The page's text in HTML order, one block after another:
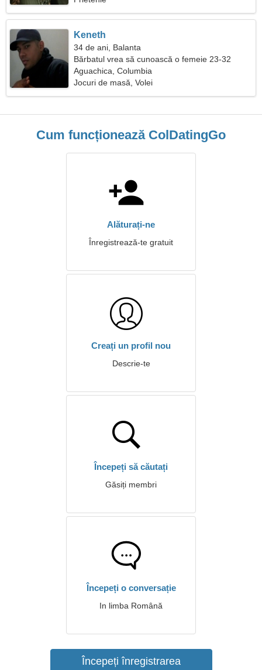
Keneth
34 de ani, Balanta
Bărbatul vrea să cunoască o femeie 23-32
Aguachica, Columbia
Jocuri de masă, Volei
Cum funcționează ColDatingGo
Alăturați-ne
Înregistrează-te gratuit
Creați un profil nou
Descrie-te
Începeți să căutați
Găsiți membri
Începeți o conversație
In limba Română
Începeți înregistrarea